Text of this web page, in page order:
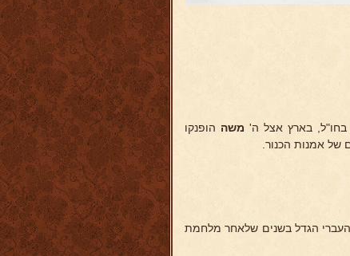
בחו"ל, בארץ אצל ה'משה הופנקו
של אמנות הכנור.
הגדל בשנים שלאחר מלחמת